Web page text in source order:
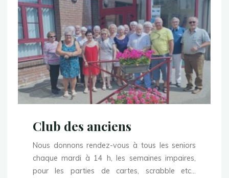
Club des anciens
Nous donnons rendez-vous à tous les seniors
chaque mardi à 14 h, les semaines impaires,
pour les parties de cartes, scrabble etc…